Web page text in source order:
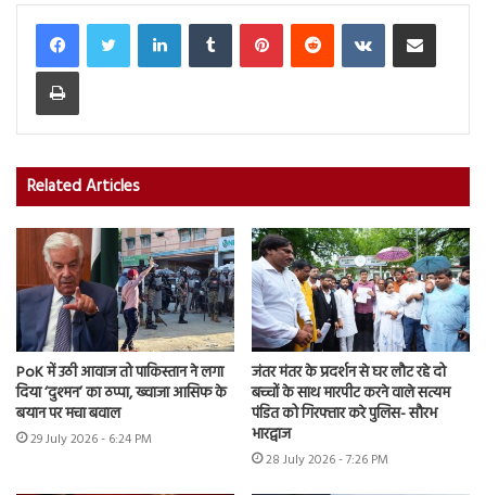
LinkedInTumblr PinterestReddit VKontakteShare via Email
Print
Related Articles
PoK में उठी आवाज तो पाकिस्तान ने लगा
दिया ‘दुश्मन’ का ठप्पा, ख्वाजा आसिफ के
बयान पर मचा बवाल
29 July 2026 - 6:24 PM
जंतर मंतर के प्रदर्शन से घर लौट रहे दो
बच्चों के साथ मारपीट करने वाले सत्यम
पंडित को गिरफ्तार करे पुलिस- सौरभ
भारद्वाज
28 July 2026 - 7:26 PM